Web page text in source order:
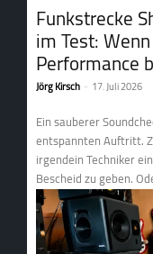
Funkstrecke
im Test:
Performance
Jörg Kirsch - 17. Juli 2026
Ein sauberer
entspannten Auftritt.
irgendein Techniker
Bescheid zu geben.